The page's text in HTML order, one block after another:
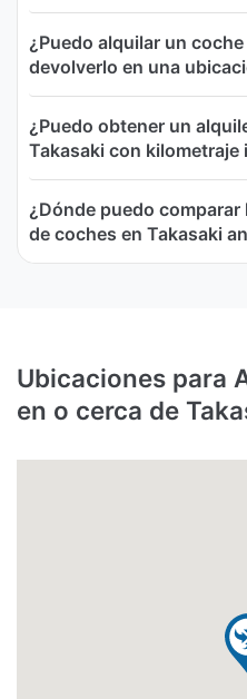
¿Puedo alquilar un
devolverlo en una
¿Puedo obtener un
Takasaki con kilometraje
¿Dónde puedo
de coches en Takasaki
Ubicaciones para
en o cerca de